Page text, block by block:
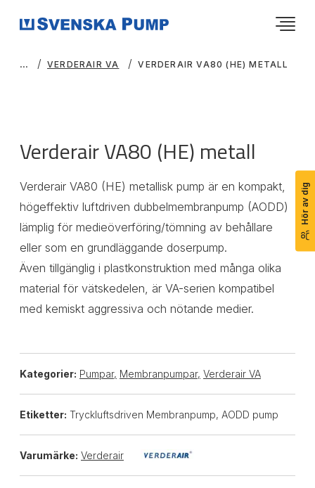
Hör av dig
VERDERAIR VA VERDERAIR VA80 (HE) METALL
Verderair VA80 (HE) metall
Verderair VA80 (HE) metallisk pump är en kompakt,
högeffektiv luftdriven dubbelmembranpump (AODD)
lämplig för medieöverföring/tömning av behållare
eller som en grundläggande doserpump.
Även tillgänglig i plastkonstruktion med många olika
material för vätskedelen, är VA-serien kompatibel
med kemiskt aggressiva och nötande medier.
Kategorier: Pumpar, Membranpumpar, Verderair VA
Etiketter: Tryckluftsdriven Membranpump, AODD pump
Varumärke: Verderair